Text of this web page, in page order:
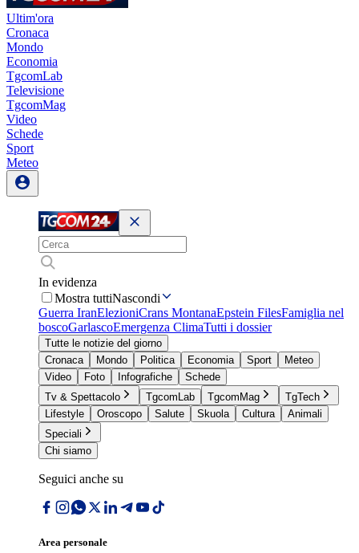
Ultim'ora
Cronaca
Mondo
Economia
TgcomLab
Televisione
TgcomMag
Video
Schede
Sport
Meteo
In evidenza
Mostra tuttiNascondi
Guerra IranElezioniCrans MontanaEpstein FilesFamiglia nel
boscoGarlascoEmergenza ClimaTutti i dossier
Tutte le notizie del giorno
Cronaca
Mondo Politica Economia Sport
Meteo
Video
Foto Infografiche
Schede
Tv & Spettacolo
TgcomLab TgcomMag
TgTech
Lifestyle
Oroscopo Salute Skuola Cultura
Animali
Speciali
Chi siamo
Seguici anche su
Area personale